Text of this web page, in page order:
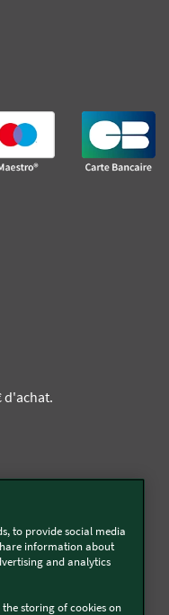
d'achat.
to provide social media
information about
and analytics
storing of cookies on